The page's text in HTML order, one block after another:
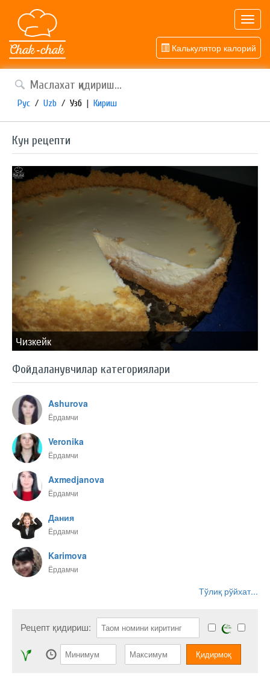
Калькулятор калорий
Рус / Uzb / Узб | Кириш
Кун рецепти
Чизкейк
Фойдаланувчилар категориялари
Ashurova
Ёрдамчи
Veronika
Ёрдамчи
Axmedjanova
Ёрдамчи
Дания
Ёрдамчи
Karimova
Ёрдамчи
Тўлиқ рўйхат...
Рецепт қидириш: